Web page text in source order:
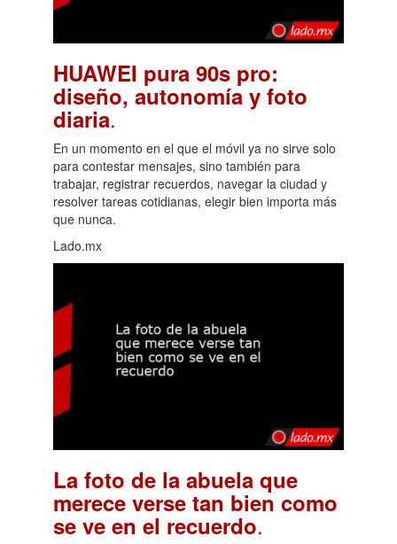
HUAWEI pura 90s pro:
diseño, autonomía y foto
diaria.
En un momento en el que el móvil ya no sirve solo
para contestar mensajes, sino también para
trabajar, registrar recuerdos, navegar la ciudad y
resolver tareas cotidianas, elegir bien importa más
que nunca.
Lado.mx
La foto de la abuela que
merece verse tan bien como
se ve en el recuerdo.